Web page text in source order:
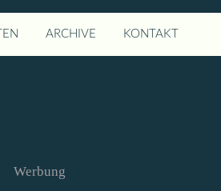
ARCHIVE KONTAKT
Werbung